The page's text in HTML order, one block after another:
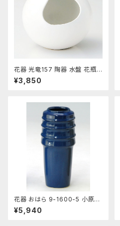
花器 光竜157 陶器 水盤 花瓶
コンポーネント フラワーベース
¥3,850
花器 おはら 9-1600-5 小原投
入 ナマコ 花瓶 フラワーベース
¥5,940